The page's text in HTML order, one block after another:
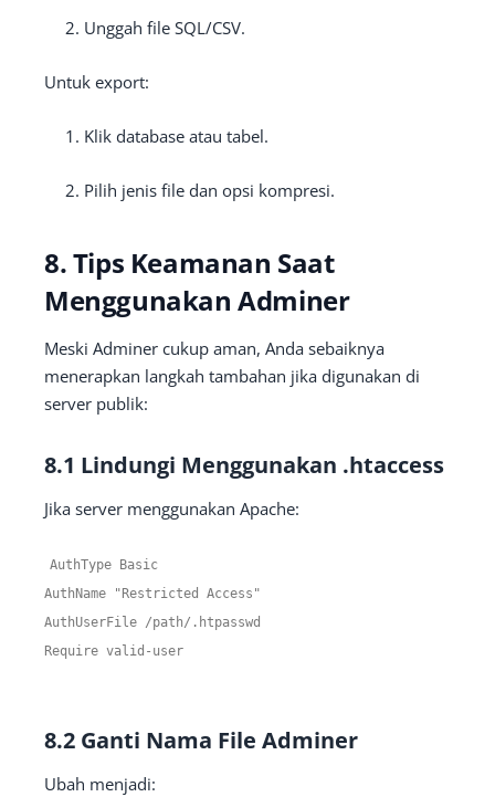
Unggah file SQL/CSV.
Untuk export:
Klik database atau tabel.
Pilih jenis file dan opsi kompresi.
8. Tips Keamanan Saat
Menggunakan Adminer
Meski Adminer cukup aman, Anda sebaiknya
menerapkan langkah tambahan jika digunakan di
server publik:
8.1 Lindungi Menggunakan .htaccess
Jika server menggunakan Apache:
AuthType
Basic
AuthName
"Restricted Access"
AuthUserFile /path/. htpasswd
Require valid - user
8.2 Ganti Nama File Adminer
Ubah menjadi: